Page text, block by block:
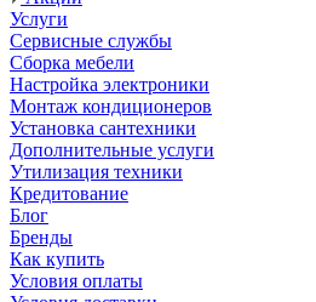
Услуги
Сервисные службы
Сборка мебели
Настройка электроники
Монтаж кондиционеров
Установка сантехники
Дополнительные услуги
Утилизация техники
Кредитование
Блог
Бренды
Как купить
Условия оплаты